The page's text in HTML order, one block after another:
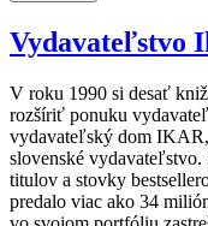
Vydavateľstvo
V roku 1990 si desať
rozšíriť ponuku
vydavateľský dom IKAR,
slovenské
titulov a stovky
predalo viac ako 34